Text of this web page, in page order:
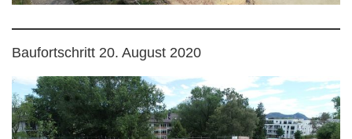
Baufortschritt 20. August 2020